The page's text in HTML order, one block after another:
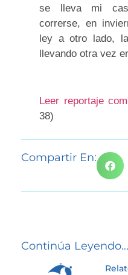
se eva mi cas
correrse, en invier
ey aotro lado,
evando otra vez e
Leer reportaje
38)
Compartir En:
Continúa Leyendo...